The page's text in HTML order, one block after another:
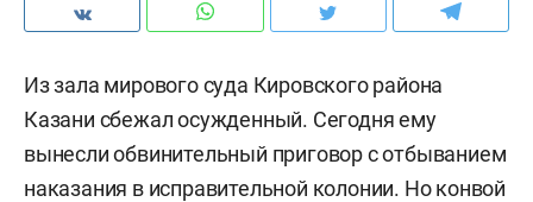
Из зала мирового суда Кировского района
Казани сбежал осужденный. Сегодня ему
вынесли обвинительный приговор с отбыванием
наказания в исправительной колонии. Но конвой